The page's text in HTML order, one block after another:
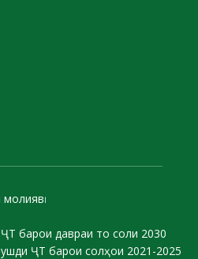
барои давраи то соли 2030
ҶТ барои солҳои 2021-2025